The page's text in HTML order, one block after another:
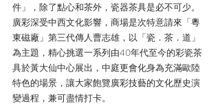
件」，除了點心和茶外，瓷器茶具是必不可少。
廣彩深受中西文化影響，商場是次特意請來「粵
東磁廠」第三代傳人曹志雄，以「瓷．茶．道」
為主題，精心挑選一系列由40年代至今的彩瓷茶
具於黃大仙中心展出，中庭更會化身為充滿歐陸
特色的場景，讓大家飽覽廣彩技藝的文化歷史演
變過程，兼可盡情打卡。